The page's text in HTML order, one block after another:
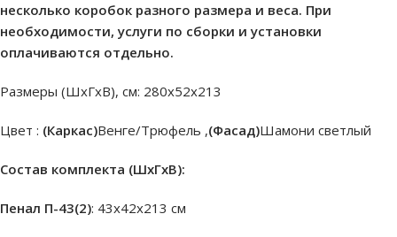
несколько коробок разного размера и веса. При
необходимости, услуги по сборки и установки
оплачиваются отдельно.
Размеры (ШхГхВ), см: 280х52х213
Цвет : (Каркас)Венге/Трюфель ,(Фасад)Шамони светлый
Состав комплекта (ШxГxВ):
Пенал П-43(2): 43х42х213 см